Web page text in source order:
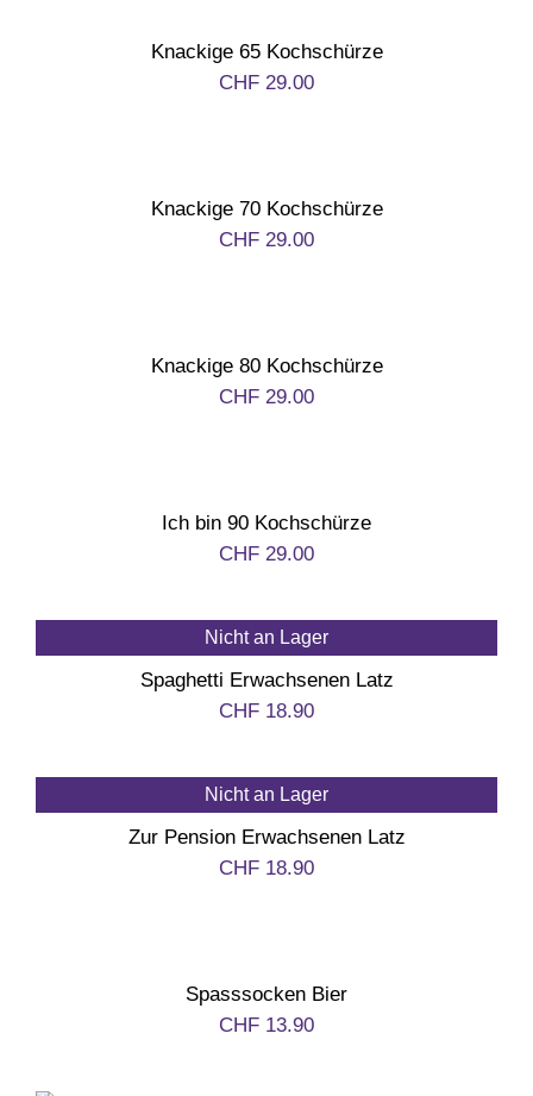
Knackige 65 Kochschürze
CHF 29.00
Knackige 70 Kochschürze
CHF 29.00
Knackige 80 Kochschürze
CHF 29.00
Ich bin 90 Kochschürze
CHF 29.00
Nicht an Lager
Spaghetti Erwachsenen Latz
CHF 18.90
Nicht an Lager
Zur Pension Erwachsenen Latz
CHF 18.90
Spasssocken Bier
CHF 13.90